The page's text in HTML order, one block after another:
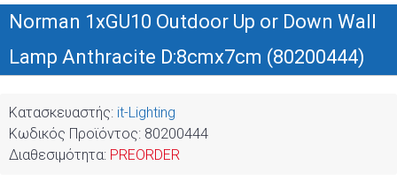
Norman 1xGU10 Outdoor Up or Down Wall
Lamp Anthracite D:8cmx7cm (80200444)
Κατασκευαστής: it-Lighting
Κωδικός Προϊόντος: 80200444
Διαθεσιμότητα: PREORDER